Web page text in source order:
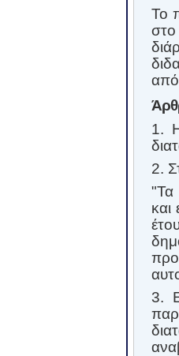
Το
στο
από
1.
2.
"Τα
και
3.